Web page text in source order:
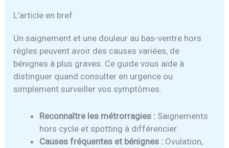
L’article en bref
Un saignement et une douleur au bas-ventre hors
règles peuvent avoir des causes variées, de
bénignes à plus graves. Ce guide vous aide à
distinguer quand consulter en urgence ou
simplement surveiller vos symptômes.
Reconnaître les métrorragies : Saignements
hors cycle et spotting à différencier.
Causes fréquentes et bénignes : Ovulation,